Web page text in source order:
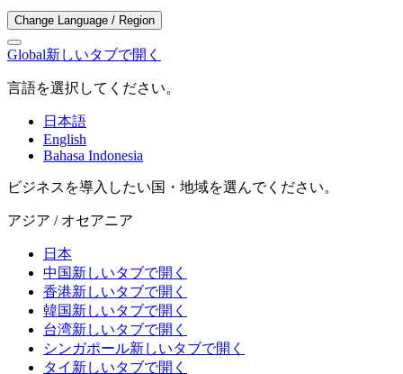
Change Language / Region
Global新しいタブで開く
言語を選択してください。
日本語
English
Bahasa Indonesia
ビジネスを導入したい国・地域を選んでください。
アジア / オセアニア
日本
中国新しいタブで開く
香港新しいタブで開く
韓国新しいタブで開く
台湾新しいタブで開く
シンガポール新しいタブで開く
タイ 新しいタブで開く